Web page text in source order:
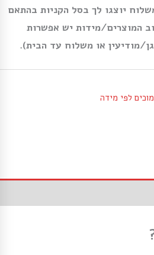
יוצגו לך בסל הקניות בהתאם
המוצרים/מידות יש אפשרות
מודיעין או משלוח עד הבית).
לפי מידה